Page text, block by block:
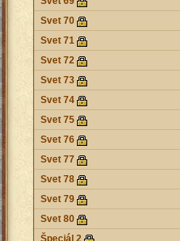
Svet 70
Svet 71
Svet 72
Svet 73
Svet 74
Svet 75
Svet 76
Svet 77
Svet 78
Svet 79
Svet 80